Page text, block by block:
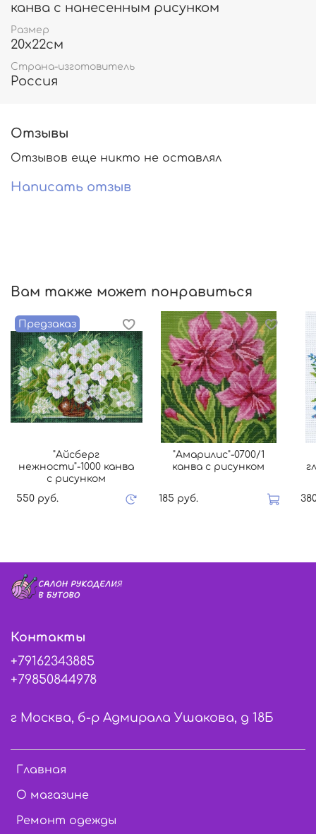
канва с нанесенным рисунком
Размер
20х22см
Страна-изготовитель
Россия
Отзывы
Отзывов еще никто не оставлял
Написать отзыв
Вам также может понравиться
Предзаказ
"Айсберг
нежности"-1000 канва
с рисунком
550 руб.
"Амарилис"-0700/1
канва с рисунком
185 руб.
Главная
О магазине
Ремонт одежды
Контакты
+79162343885
+79850844978
г Москва, б-р Адмирала Ушакова, д 18Б